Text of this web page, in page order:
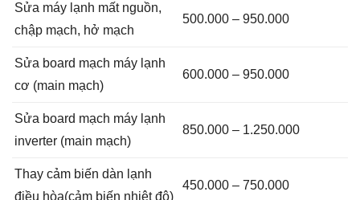
Sửa máy lạnh mất nguồn,
chập mạch, hở mạch
500.000 – 950.000
Sửa board mạch máy lạnh
cơ (main mạch)
600.000 – 950.000
Sửa board mạch máy lạnh
inverter (main mạch)
850.000 – 1.250.000
Thay cảm biến dàn lạnh
điều hòa(cảm biến nhiệt độ)
450.000 – 750.000